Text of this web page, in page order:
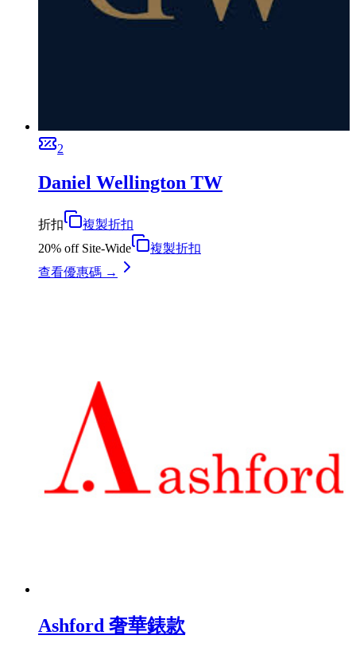
2
Daniel Wellington TW
折扣
複製折扣
20% off Site-Wide
複製折扣
查看優惠碼 →
Ashford 奢華錶款